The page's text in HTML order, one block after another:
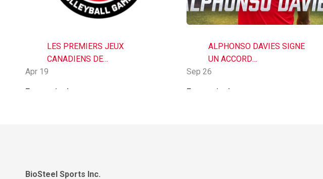
LES PREMIERS JEUX
CANADIENS DE
VOLLEYBALL FÉMININ
Apr 19
En savoir plus
ALPHONSO DAVIES SIGNE
UN ACCORD
D'HYDRATATION AVEC
Sep 26
En savoir plus
BioSteel Sports Inc.